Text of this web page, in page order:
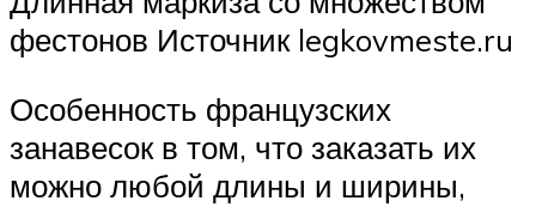
фестонов Источник legkovmeste.ru
Особенность французских
занавесок в том, что заказать их
можно любой длины и ширины,